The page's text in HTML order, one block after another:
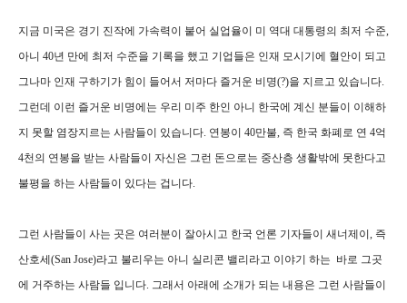
지금 미국은 경기 진작에 가속력이 붙어 실업율이 미 역대 대통령의 최저 수준,
아니 40년 만에 최저 수준을 기록을 했고 기업들은 인재 모시기에 혈안이 되고
그나마 인재 구하기가 힘이 들어서 저마다 즐거운 비명(?)을 지르고 있습니다.
그런데 이런 즐거운 비명에는 우리 미주 한인 아니 한국에 계신 분들이 이해하
지 못할 염장지르는 사람들이 있습니다. 연봉이 40만불, 즉 한국 화폐로 연 4억
4천의 연봉을 받는 사람들이 자신은 그런 돈으로는 중산층 생활밖에 못한다고
불평을 하는 사람들이 있다는 겁니다.
그런 사람들이 사는 곳은 여러분이 잘아시고 한국 언론 기자들이 새너제이, 즉
산호세(San Jose)라고 불리우는 아니 실리콘 밸리라고 이야기 하는 바로 그곳
에 거주하는 사람들 입니다. 그래서 아래에 소개가 되는 내용은 그런 사람들이